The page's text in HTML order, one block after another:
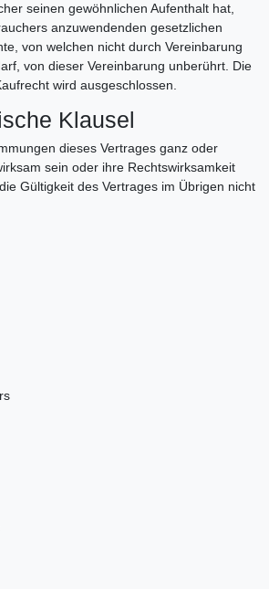
seinen gewöhnlichen Aufenthalt hat,
anzuwendenden gesetzlichen
von welchen nicht durch Vereinbarung
von dieser Vereinbarung unberührt. Die
wird ausgeschlossen.
Klausel
dieses Vertrages ganz oder
sein oder ihre Rechtswirksamkeit
Gültigkeit des Vertrages im Übrigen nicht